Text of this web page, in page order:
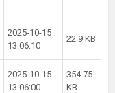
2025-10-15
13:06:10
22.9 KB
2025-10-15
13:06:00
354.75
KB